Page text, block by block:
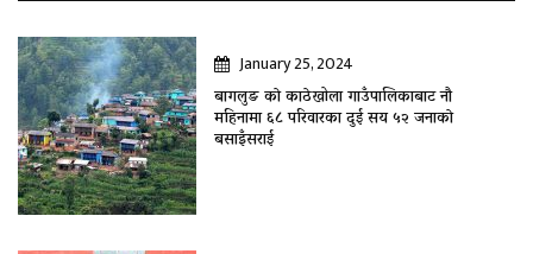
January 25, 2024
बागलुङ काे काठेखोला गाउँपालिकाबाट नौ
महिनामा ६८ परिवारका दुई सय ५२ जनाकाे
बसाइँसराई